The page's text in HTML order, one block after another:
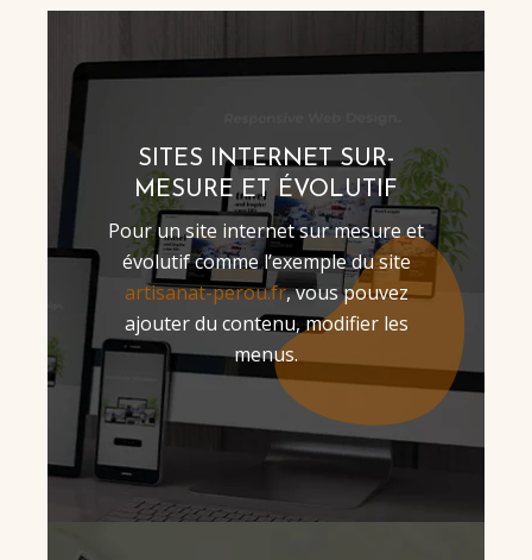
SITES INTERNET SUR-
MESURE ET ÉVOLUTIF
Pour un site internet sur mesure et
évolutif comme l’exemple du site
artisanat-perou.fr, vous pouvez
ajouter du contenu, modifier les
menus.